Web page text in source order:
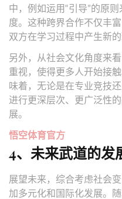
中，例如运用“引导”的原
度。这种跨界合作不仅丰
双方在学习过程中产生新的
另外，从社会文化角度来
重视，使得更多人开始接
味着，无论是在专业竞技
进行更深层次、更广泛性
展。
悟空体育官方
4、未来武道的发
展望未来，综合考虑社会
加多元化和国际化发展。